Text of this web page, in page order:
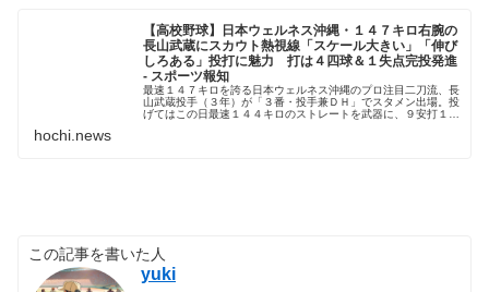
【高校野球】日本ウェルネス沖縄・１４７キロ右腕の
長山武蔵にスカウト熱視線「スケール大きい」「伸び
しろある」投打に魅力 打は４四球＆１失点完投発進
- スポーツ報知
最速１４７キロを誇る日本ウェルネス沖縄のプロ注目二刀流、長
山武蔵投手（３年）が「３番・投手兼ＤＨ」でスタメン出場。投
げてはこの日最速１４４キロのストレートを武器に、９安打１失
hochi.news
この記事を書いた人
yuki